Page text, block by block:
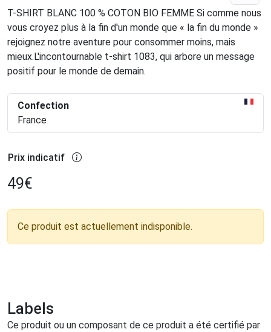
T-SHIRT BLANC 100 % COTON BIO FEMME Si comme nous
vous croyez plus à la fin d'un monde que « la fin du monde »
rejoignez notre aventure pour consommer moins, mais
mieux.L'incontournable t-shirt 1083, qui arbore un message
positif pour le monde de demain.
Confection
France
Prix indicatif
49€
Ce produit est actuellement indisponible.
Labels
Ce produit ou un composant de ce produit a été certifié par